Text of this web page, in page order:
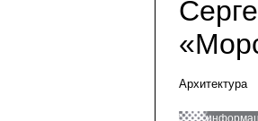
Архитектура